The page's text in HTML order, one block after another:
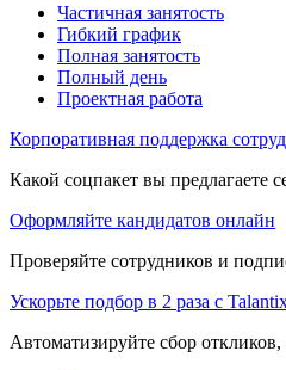
Частичная занятость
Гибкий график
Полная занятость
Полный день
Проектная работа
Корпоративная поддержка
Какой соцпакет вы предлагаете
Оформляйте кандидатов онлайн
Проверяйте сотрудников и
Ускорьте подбор в 2 раза с
Автоматизируйте сбор